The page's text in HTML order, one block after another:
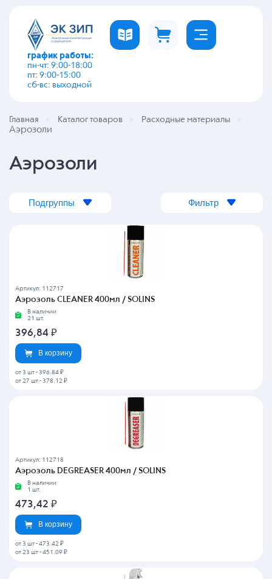
график работы:
пн-чт: 9:00-18:00
пт: 9:00-15:00
сб-вс: выходной
Главная Каталог товаров Расходные материалы
Аэрозоли
Аэрозоли
Подгруппы Фильтр
Артикул: 112717
Аэрозоль CLEANER 400мл / SOLINS
В наличии
21 шт.
396,84 ₽
В корзину
от 3 шт - 396.84 ₽
от 27 шт - 378.12 ₽
Артикул: 112718
Аэрозоль DEGREASER 400мл / SOLINS
В наличии
1 шт.
473,42 ₽
В корзину
от 3 шт - 473.42 ₽
от 23 шт - 451.09 ₽